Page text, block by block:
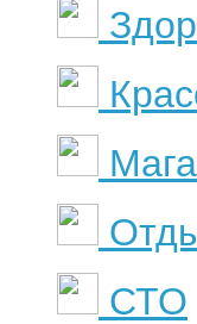
СТО